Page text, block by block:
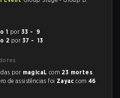
1 por 33 - 9
2 por 37 - 13
por magicaL com 23 mortes.
de assistências foi Zayac com 46